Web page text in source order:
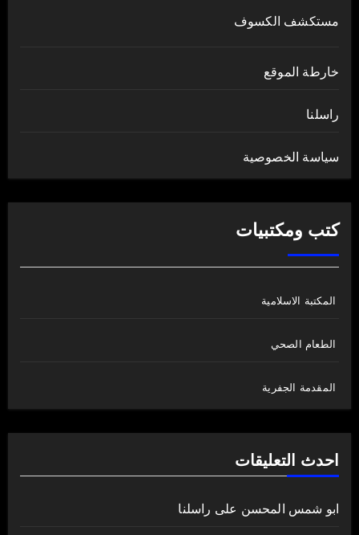
مستكشف الكسوف
خارطة الموقع
راسلنا
سياسة الخصوصية
كتب ومكتبيات
المكتبة الاسلامية
الطعام الصحي
المقدمة الجفرية
احدث التعليقات
ابو شمس المحسن على راسلنا